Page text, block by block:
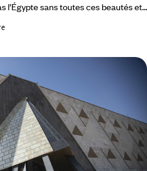
l’Égypte sans toutes ces beautés et
marche à suivre. Toutânkhamon
Carter qui, le 4 novembre 1922,